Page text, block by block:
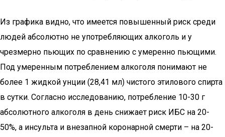
Из графика видно, что имеется повышенный риск среди
людей абсолютно не употребляющих алкоголь и у
чрезмерно пьющих по сравнению с умеренно пьющими.
Под умеренным потреблением алкоголя понимают не
более 1 жидкой унции (28,41 мл) чистого этилового спирта
в сутки. Согласно исследованию, потребление 10-30 г
абсолютного алкоголя в день снижает риск ИБС на 20-
50%, а инсульта и внезапной коронарной смерти – на 20-